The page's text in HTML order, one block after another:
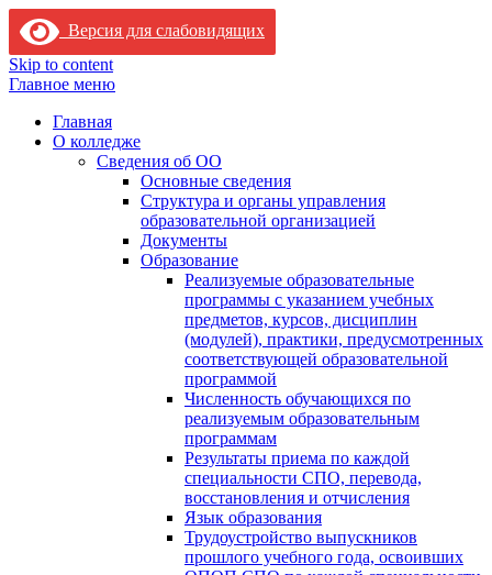
Версия для слабовидящих
Skip to content
Главное меню
Главная
О колледже
Сведения об ОО
Основные сведения
Структура и органы управления
образовательной организацией
Документы
Образование
Реализуемые образовательные
программы с указанием учебных
предметов, курсов, дисциплин
(модулей), практики, предусмотренных
соответствующей образовательной
программой
Численность обучающихся по
реализуемым образовательным
программам
Результаты приема по каждой
специальности СПО, перевода,
восстановления и отчисления
Язык образования
Трудоустройство выпускников
прошлого учебного года, освоивших